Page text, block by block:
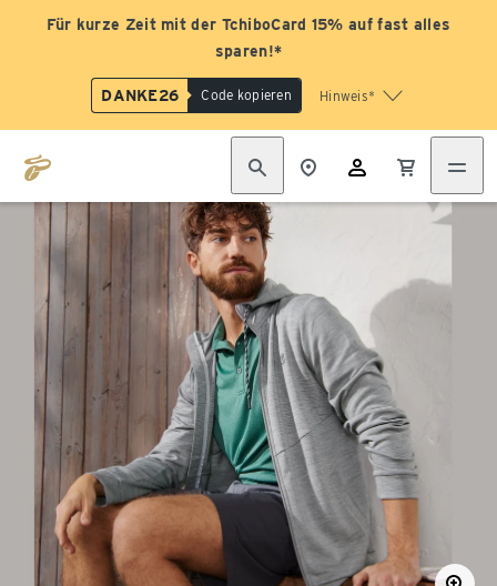
Für kurze Zeit mit der TchiboCard 15% auf fast alles
sparen!*
DANKE26 Code kopieren Hinweis*